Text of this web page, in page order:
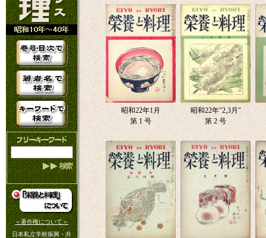
＜著作権について＞
日本私立学校振興・共
昭和22年1月
第 1 号
昭和22年"2,3月"
第 2 号